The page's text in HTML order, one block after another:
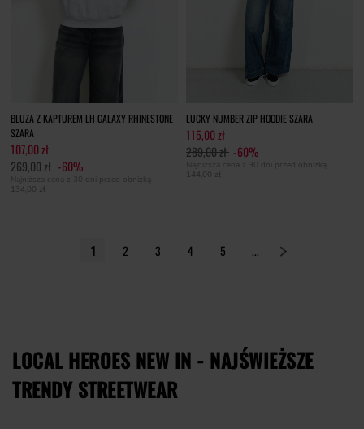
BLUZA Z KAPTUREM LH GALAXY RHINESTONE
SZARA
107,00 zł
269,00 zł -60%
Najniższa cena z 30 dni przed obniżką
134,00 zł
LUCKY NUMBER ZIP HOODIE SZARA
115,00 zł
289,00 zł -60%
Najniższa cena z 30 dni przed obniżką
144,00 zł
1 2 3 4 5 ...
LOCAL HEROES NEW IN - NAJŚWIEŻSZE
TRENDY STREETWEAR